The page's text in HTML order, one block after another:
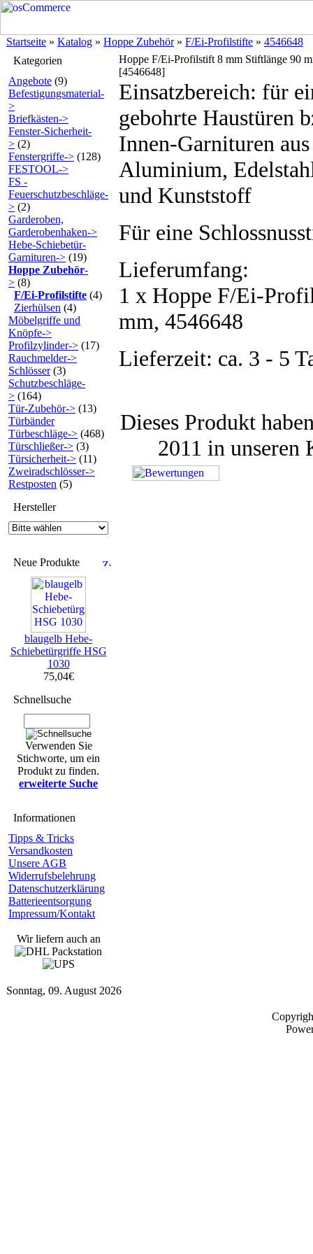
Startseite » Katalog » Hoppe Zubehör» F/Ei-Profilstifte » 4546648
Kategorien
Angebote (9)
Befestigungsmaterial-
>
Briefkästen->
Fenster-Sicherheit-
> (2)
Fenstergriffe-> (128)
FESTOOL->
FS -
Feuerschutzbeschläge-
> (2)
Garderoben,
Garderobenhaken->
Hebe-Schiebetür-
Garnituren-> (19)
Hoppe Zubehör-
> (8)
F/Ei-Profilstifte (4)
Zierhülsen (4)
Möbelgriffe und
Knöpfe->
Profilzylinder-> (17)
Rauchmelder->
Schlösser(3)
Schutzbeschläge-
> (164)
Tür-Zubehör-> (13)
Türbänder
Türbeschläge-> (468)
Türschließer-> (3)
Türsicherheit-> (11)
Zweiradschlösser->
Restposten (5)
Hersteller
Neue Produkte
blaugelb Hebe-
Schiebetürgriffe HSG
1030
75,04€
Schnellsuche
Verwenden Sie
Stichworte, um ein
Produkt zu finden.
erweiterte Suche
Informationen
Tipps & Tricks
Versandkosten
Unsere AGB
Widerrufsbelehrung
Datenschutzerklärung
Batterieentsorgung
Impressum/Kontakt
Wir liefern auch an
Hoppe F/Ei-Profilstift 8 mm Stiftlänge 90
[4546648]
Einsatzbereich: für
gebohrte Haustüren
Innen-Garnituren aus
Aluminium,
und Kunststoff
Für eine
Lieferumfang:
1 x Hoppe F/Ei-
mm, 4546648
Lieferzeit: ca. 3 - 5
Dieses Produkt
2011 in unseren
Sonntag, 09. August 2026